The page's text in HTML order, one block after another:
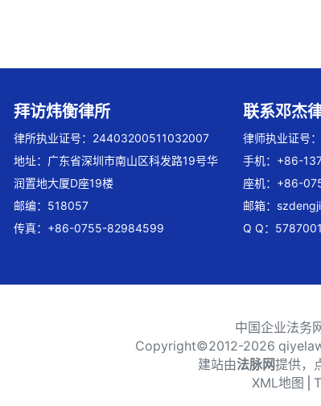
拜访炜衡律所
律所执业证号：24403200511032007
地址：广东省深圳市南山区科发路19号华
润置地大厦D座19楼
邮编：518057
传真：+86-0755-82984599
联系邓杰
律师执业证号
手机：+86-
座机：+86-
邮箱：
Q Q：
中国企业法务
Copyright©2012-2026
建站由法脉网提供，
XML地图